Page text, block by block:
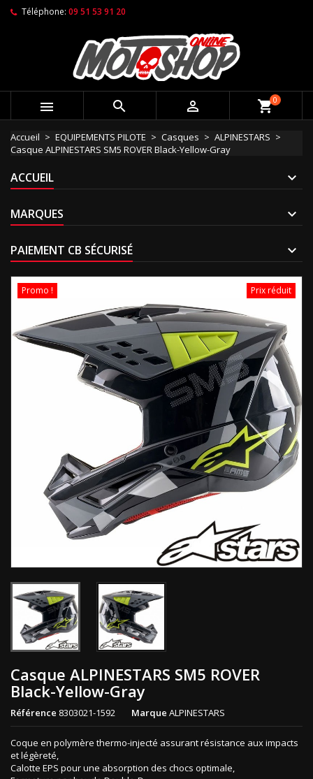
Téléphone: 09 51 53 91 20
   shopping_cart0
Accueil EQUIPEMENTS PILOTE Casques
ALPINESTARS
Casque ALPINESTARS SM5 ROVER Black-Yellow-Gray
ACCUEIL
MARQUES
PAIEMENT CB SÉCURISÉ
Promo ! Prix réduit
Casque ALPINESTARS SM5 ROVER
Black-Yellow-Gray
Référence 8303021-1592 Marque ALPINESTARS
Coque en polymère thermo-injecté assurant résistance aux impacts
et légèreté,
Calotte EPS pour une absorption des chocs optimale,